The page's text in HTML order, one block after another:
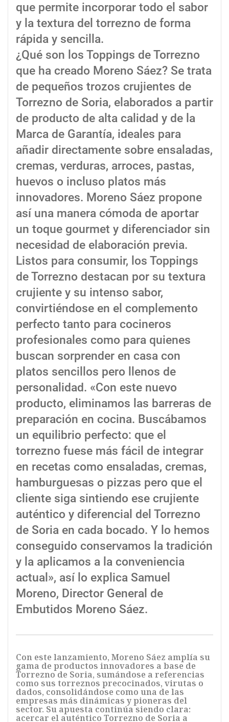
que permite incorporar todo el sabor
y la textura del torrezno de forma
rápida y sencilla.
¿Qué son los Toppings de Torrezno
que ha creado Moreno Sáez? Se trata
de pequeños trozos crujientes de
Torrezno de Soria, elaborados a partir
de producto de alta calidad y de la
Marca de Garantía, ideales para
añadir directamente sobre ensaladas,
cremas, verduras, arroces, pastas,
huevos o incluso platos más
innovadores. Moreno Sáez propone
así una manera cómoda de aportar
un toque gourmet y diferenciador sin
necesidad de elaboración previa.
Listos para consumir, los Toppings
de Torrezno destacan por su textura
crujiente y su intenso sabor,
convirtiéndose en el complemento
perfecto tanto para cocineros
profesionales como para quienes
buscan sorprender en casa con
platos sencillos pero llenos de
personalidad. «Con este nuevo
producto, eliminamos las barreras de
preparación en cocina. Buscábamos
un equilibrio perfecto: que el
torrezno fuese más fácil de integrar
en recetas como ensaladas, cremas,
hamburguesas o pizzas pero que el
cliente siga sintiendo ese crujiente
auténtico y diferencial del Torrezno
de Soria en cada bocado. Y lo hemos
conseguido conservamos la tradición
y la aplicamos a la conveniencia
actual», así lo explica Samuel
Moreno, Director General de
Embutidos Moreno Sáez.
Con este lanzamiento, Moreno Sáez amplía su
gama de productos innovadores a base de
Torrezno de Soria, sumándose a referencias
como sus torreznos precocinados, virutas o
dados, consolidándose como una de las
empresas más dinámicas y pioneras del
sector. Su apuesta continúa siendo clara:
acercar el auténtico Torrezno de Soria a